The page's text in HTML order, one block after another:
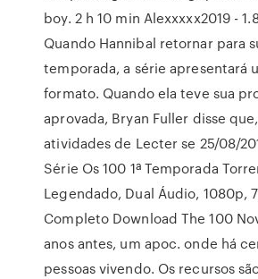
boy. 2 h 10 min Alexxxxx2019 -
Quando Hannibal retornar para
temporada, a série apresentará
formato. Quando ela teve sua
aprovada, Bryan Fuller disse
atividades de Lecter se 25/08/
Série Os 100 1ª Temporada
Legendado, Dual Áudio, 1080p,
Completo Download The 100
anos antes, um apoc. onde há
pessoas vivendo. Os recursos